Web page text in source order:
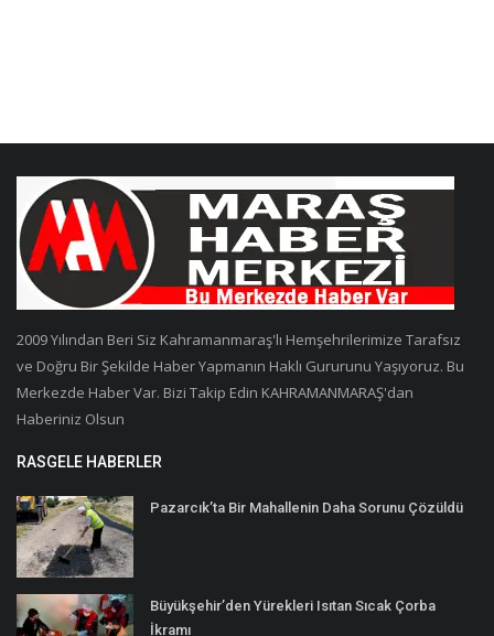
2009 Yılından Beri Siz Kahramanmaraş'lı Hemşehrilerimize Tarafsız
ve Doğru Bir Şekilde Haber Yapmanın Haklı Gururunu Yaşıyoruz. Bu
Merkezde Haber Var. Bizi Takip Edin KAHRAMANMARAŞ'dan
Haberiniz Olsun
RASGELE HABERLER
Pazarcık’ta Bir Mahallenin Daha Sorunu Çözüldü
Büyükşehir’den Yürekleri Isıtan Sıcak Çorba
İkramı